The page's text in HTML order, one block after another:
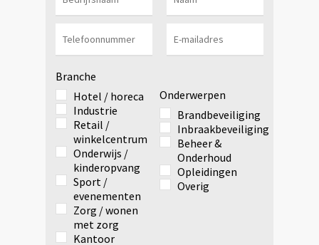
Branche
Hotel / horeca
Industrie
Retail /
winkelcentrum
Onderwijs /
kinderopvang
Sport /
evenementen
Zorg / wonen
met zorg
Kantoor
Onderwerpen
Brandbeveiliging
Inbraakbeveiliging
Beheer &
Onderhoud
Opleidingen
Overig